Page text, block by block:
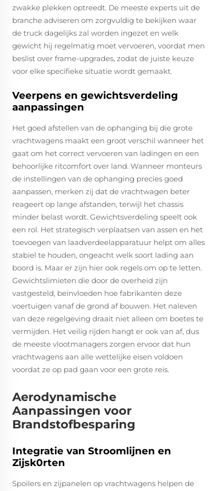
zwakke plekken optreedt. De meeste experts uit de
branche adviseren om zorgvuldig te bekijken waar
de truck dagelijks zal worden ingezet en welk
gewicht hij regelmatig moet vervoeren, voordat men
beslist over frame-upgrades, zodat de juiste keuze
voor elke specifieke situatie wordt gemaakt.
Veerpens en gewichtsverdeling
aanpassingen
Het goed afstellen van de ophanging bij die grote
vrachtwagens maakt een groot verschil wanneer het
gaat om het correct vervoeren van ladingen en een
behoorlijke ritcomfort over land. Wanneer monteurs
de instellingen van de ophanging precies goed
aanpassen, merken zij dat de vrachtwagen beter
reageert op lange afstanden, terwijl het chassis
minder belast wordt. Gewichtsverdeling speelt ook
een rol. Het strategisch verplaatsen van assen en het
toevoegen van laadverdeelapparatuur helpt om alles
stabiel te houden, ongeacht welk soort lading aan
boord is. Maar er zijn hier ook regels om op te letten.
Gewichtslimieten die door de overheid zijn
vastgesteld, beïnvloeden hoe fabrikanten deze
voertuigen vanaf de grond af bouwen. Het naleven
van deze regelgeving draait niet alleen om boetes te
vermijden. Het veilig rijden hangt er ook van af, dus
de meeste vlootmanagers zorgen ervoor dat hun
vrachtwagens aan alle wettelijke eisen voldoen
voordat ze op pad gaan voor een grote reis.
Aerodynamische
Aanpassingen voor
Brandstofbesparing
Integratie van Stroomlijnen en
Zijsk0rten
Spoilers en zijpanelen op vrachtwagens helpen de